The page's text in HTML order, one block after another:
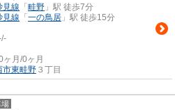
見線 「 畦野 」駅 徒歩7分
見線 「 一の鳥居 」駅 徒歩15分
ヶ月/0ヶ月
市東畦野 ３丁目
場